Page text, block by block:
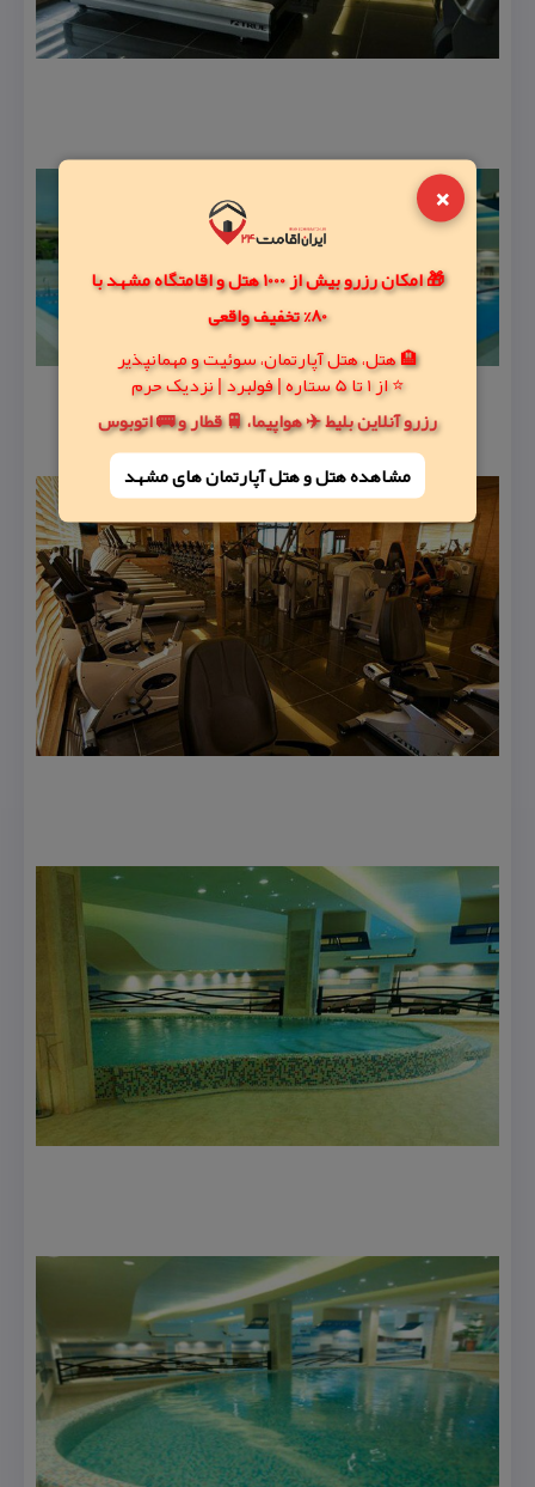
×
🎁 امکان رزرو بیش از 1000 هتل و اقامتگاه مشهد با
80% تخفیف واقعی
🏨 هتل، هتل آپارتمان، سوئیت و مهمانپذیر
⭐ از 1 تا 5 ستاره | فولبرد | نزدیک حرم
رزرو آنلاین بلیط ✈️ هواپیما، 🚆 قطار و 🚌 اتوبوس
مشاهده هتل و هتل‌ آپارتمان های مشهد